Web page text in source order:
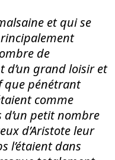
et qui se
de
d’un grand loisir et
que pénétrant
comme
petit nombre
d’Aristote leur
l’étaient dans